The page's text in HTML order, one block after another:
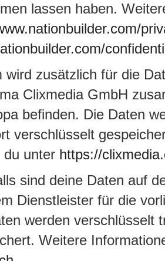
lassen haben.
wird zusätzlich für die
Clixmedia GmbH
befinden. Die Daten
verschlüsselt
du unter https://
sind deine Daten auf
Dienstleister für die
werden verschlüsselt
Weitere